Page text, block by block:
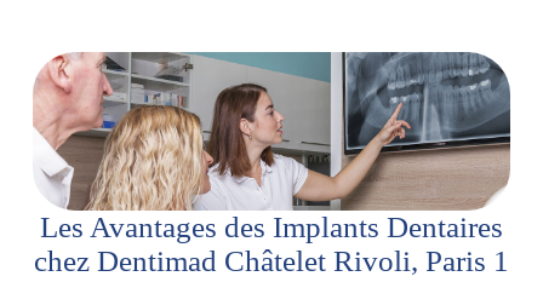
Les Avantages des Implants Dentaires
chez Dentimad Châtelet Rivoli, Paris 1